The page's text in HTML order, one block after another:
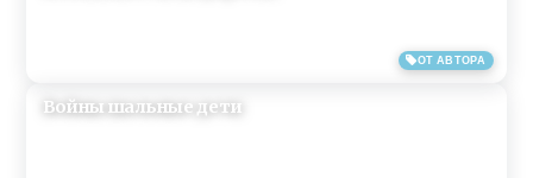
ОТ АВТОРА
Войны шальные дети